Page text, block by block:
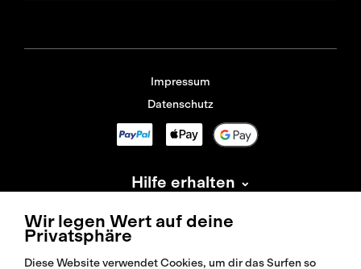
Impressum
Datenschutz
Hilfe erhalten
Information
Über Isadore
Wir legen Wert auf deine
Privatsphäre
Diese Website verwendet Cookies, um dir das Surfen so